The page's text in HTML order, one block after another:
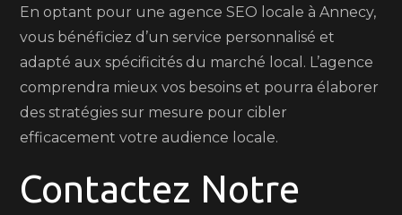
En optant pour une agence SEO locale à Annecy,
vous bénéficiez d’un service personnalisé et
adapté aux spécificités du marché local. L’agence
comprendra mieux vos besoins et pourra élaborer
des stratégies sur mesure pour cibler
efficacement votre audience locale.
Contactez Notre